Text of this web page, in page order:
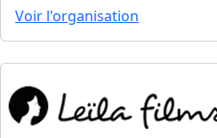
Voir l'organisation